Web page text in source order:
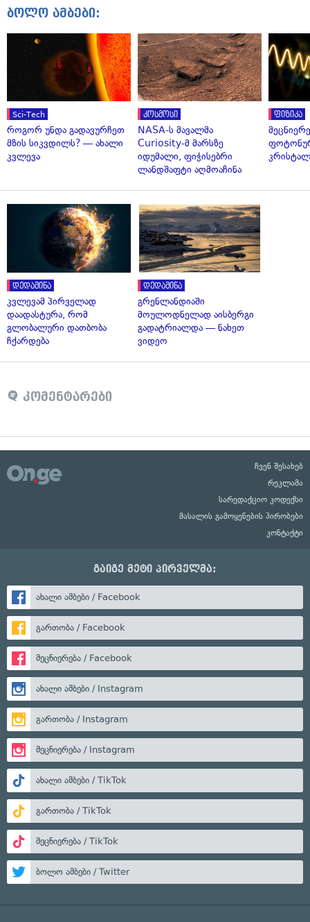
ბოლო ამბები:
Sci-Tech
როგორ უნდა გადავურჩეთ
მზის სიკვდილს? — ახალი
კვლევა
კოსმოსი
NASA-ს მავალმა
Curiosity-მ მარსზე
იდუმალი, ფიჭისებრი
ლანდშაფტი აღმოაჩინა
ფიზიკა
დედამიწა
კვლევამ პირველად
დაადასტურა, რომ
გლობალური დათბობა
ჩქარდება
დედამიწა
გრენლანდიაში
მოულოდნელად აისბერგი
გადატრიალდა — ნახეთ
ვიდეო
კომენტარები
ჩვენ შესახებ
რეკლამა
სარედაქციო კოდექსი
მასალის გამოყენების პირობები
კონტაქტი
გაიგე მეტი პირველმა:
ახალი ამბები / Facebook
გართობა / Facebook
მეცნიერება / Facebook
ახალი ამბები / Instagram
გართობა / Instagram
მეცნიერება / Instagram
ახალი ამბები / TikTok
გართობა / TikTok
მეცნიერება / TikTok
ბოლო ამბები / Twitter